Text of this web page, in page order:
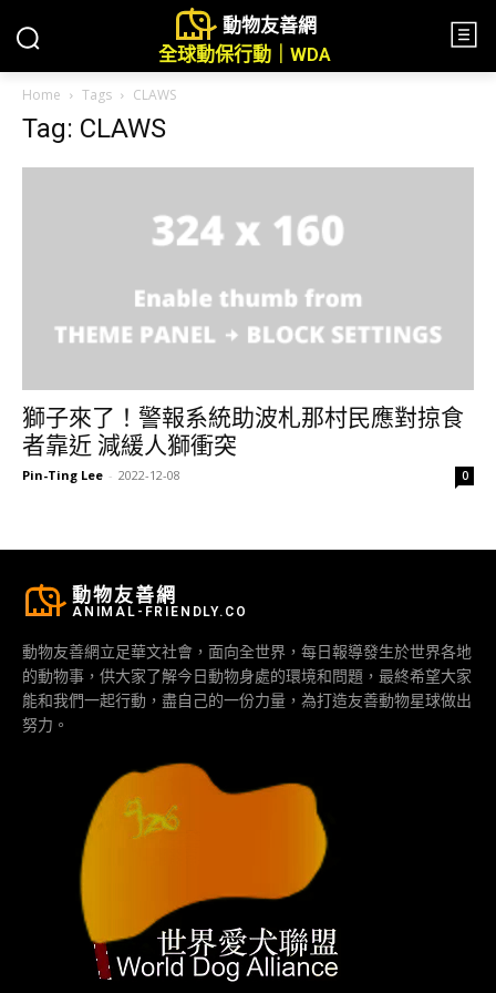
動物友善網
全球動保行動｜WDA
Home Tags CLAWS
Tag: CLAWS
獅子來了！警報系統助波札那村民應對掠食
者靠近 減緩人獅衝突
Pin-Ting Lee - 2022-12-08 0
動物友善網
ANIMAL-FRIENDLY.CO
動物友善網立足華文社會，面向全世界，每日報導發生於世界各地
的動物事，供大家了解今日動物身處的環境和問題，最終希望大家
能和我們一起行動，盡自己的一份力量，為打造友善動物星球做出
努力。